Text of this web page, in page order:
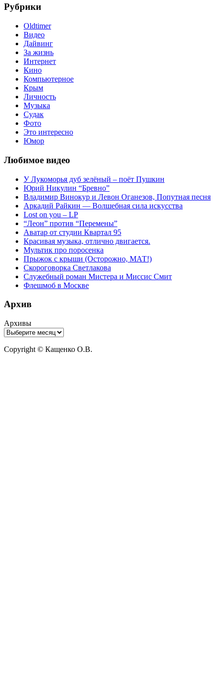
записям
Рубрики
Oldtimer
Видео
Дайвинг
За жизнь
Интернет
Кино
Компьютерное
Крым
Личность
Музыка
Судак
Фото
Это интересно
Юмор
Любимое видео
У Лукоморья дуб зелёный – поёт Пушкин
Юрий Никулин “Бревно”
Владимир Винокур и Левон Оганезов, Попутная песня
Аркадий Райкин — Волшебная сила искусства
Lost on you – LP
“Леон” против “Перемены”
Аватар от студии Квартал 95
Красивая музыка, отлично двигается.
Мультик про поросенка
Прыжок с крыши (Осторожно, МАТ!)
Скороговорка Светлакова
Служебный роман Мистера и Миссис Смит
Флешмоб в Москве
Архив
Архивы
Copyright © Кащенко О.В.